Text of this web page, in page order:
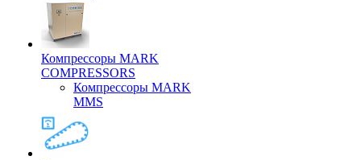
Компрессоры MARK
COMPRESSORS
Компрессоры MARK
MMS